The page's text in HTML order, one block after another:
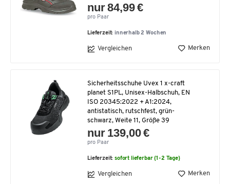
nur 84,99 €
pro Paar
Lieferzeit: innerhalb 2 Wochen
Vergleichen Merken
Sicherheitsschuhe Uvex 1 x-craft
planet S1PL, Unisex-Halbschuh, EN
ISO 20345:2022 + A1:2024,
antistatisch, rutschfest, grün-
schwarz, Weite 11, Größe 39
nur 139,00 €
pro Paar
Lieferzeit:sofort lieferbar (1-2 Tage)
Vergleichen Merken